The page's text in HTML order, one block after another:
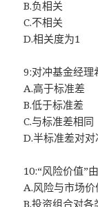
B.负相关
C.不相关
D.相关度为1
9:对冲基金经理
A.高于标准差
B.低于标准差
C.与标准差相同
D.半标准差对
10:“风险价值”
A.风险与市场价
B.投资组合对